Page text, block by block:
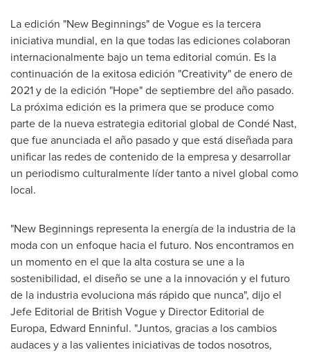
La edición "New Beginnings" de Vogue es la tercera
iniciativa mundial, en la que todas las ediciones colaboran
internacionalmente bajo un tema editorial común. Es la
continuación de la exitosa edición "Creativity" de enero de
2021 y de la edición "Hope" de septiembre del año pasado.
La próxima edición es la primera que se produce como
parte de la nueva estrategia editorial global de Condé Nast,
que fue anunciada el año pasado y que está diseñada para
unificar las redes de contenido de la empresa y desarrollar
un periodismo culturalmente líder tanto a nivel global como
local.
"New Beginnings representa la energía de la industria de la
moda con un enfoque hacia el futuro. Nos encontramos en
un momento en el que la alta costura se une a la
sostenibilidad, el diseño se une a la innovación y el futuro
de la industria evoluciona más rápido que nunca", dijo el
Jefe Editorial de British Vogue y Director Editorial de
Europa, Edward Enninful. "Juntos, gracias a los cambios
audaces y a las valientes iniciativas de todos nosotros,